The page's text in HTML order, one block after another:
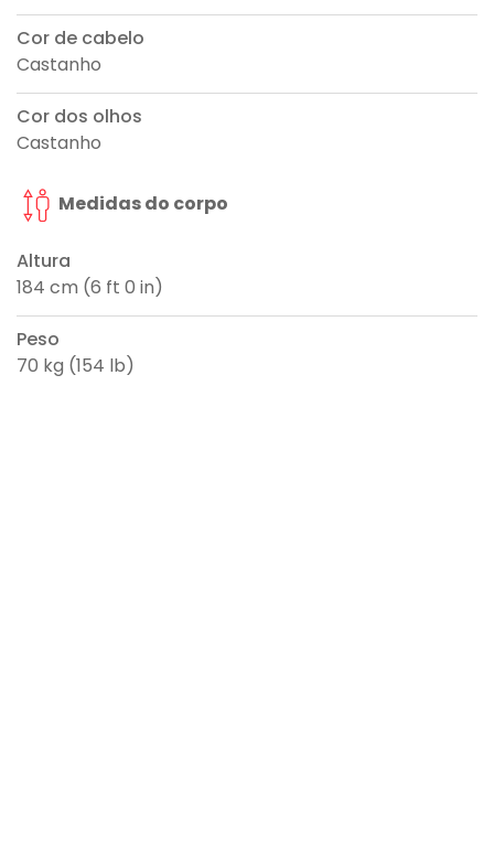
Cor de cabelo
Castanho
Cor dos olhos
Castanho
Medidas do corpo
Altura
184 cm (6 ft 0 in)
Peso
70 kg (154 lb)